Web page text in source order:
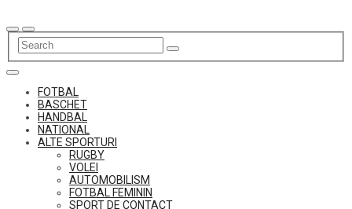
to
content
FOTBAL
BASCHET
HANDBAL
NATIONAL
ALTE SPORTURI
RUGBY
VOLEI
AUTOMOBILISM
FOTBAL FEMININ
SPORT DE CONTACT